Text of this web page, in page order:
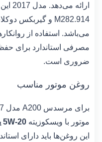
می‌باشد. استفاده از
مصرفی استاندارد برای
ضروری است.
روغن موتور مناسب
موتور با ویسکوزیته 5W-20 یا 5W-30